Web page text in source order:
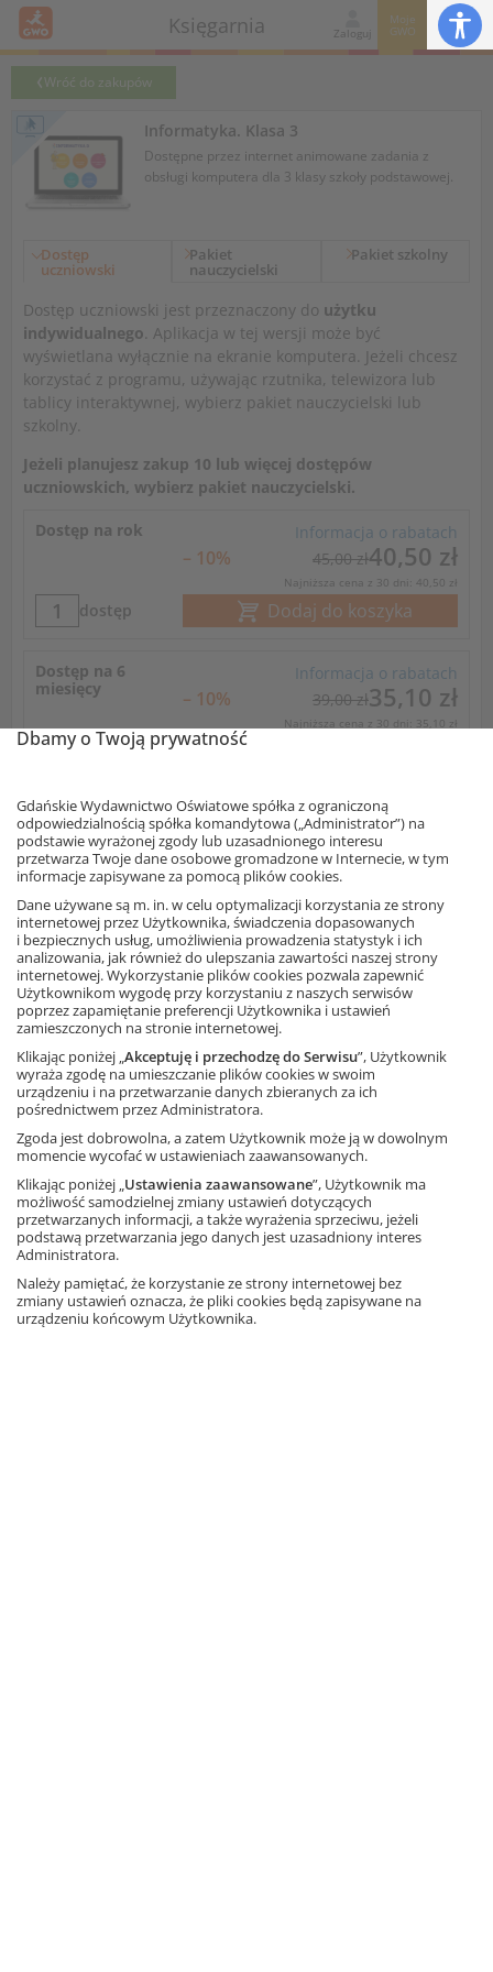
Księgarnia Zaloguj
Moje
GWO
Wróć do zakupów
Zobacz demo programu
Informatyka. Klasa 3
Dostępne przez internet animowane zadania z
obsługi komputera dla 3 klasy szkoły podstawowej.
Dostęp
uczniowski
Pakiet
nauczycielski
Pakiet szkolny
Dostęp uczniowski jest przeznaczony do użytku
indywidualnego. Aplikacja w tej wersji może być
wyświetlana wyłącznie na ekranie komputera. Jeżeli chcesz
korzystać z programu, używając rzutnika, telewizora lub
tablicy interaktywnej, wybierz pakiet nauczycielski lub
szkolny.
Jeżeli planujesz zakup 10 lub więcej dostępów
uczniowskich, wybierz pakiet nauczycielski.
Dostęp na rok
– 10%
Informacja o rabatach
45,00 zł40,50 zł
Najniższa cena z 30 dni: 40,50 zł
dostęp Dodaj do koszyka
Dostęp na 6
miesięcy
– 10%
Informacja o rabatach
39,00 zł35,10 zł
Najniższa cena z 30 dni: 35,10 zł
dostęp
Dostęp na 3
miesiące
– 10%
Informacja o rabatach
34,00 zł30,60 zł
Najniższa cena z 30 dni: 30,60 zł
dostęp
Dostęp na
miesiąc
– 10%
Informacja o rabatach
28,00 zł25,20 zł
Najniższa cena z 30 dni: 25,20 zł
dostęp Dodaj do koszyka
Dostęp na
tydzień
– 10%
Informacja o rabatach
Najniższa cena z 30 dni: 20,70 zł
dostęp Dodaj do koszyka
Ta strona używa plików cookies.
Akceptuję
Dbamy o Twoją prywatność
Gdańskie Wydawnictwo Oświatowe spółka z ograniczoną
odpowiedzialnością spółka komandytowa („Administrator”) na
podstawie wyrażonej zgody lub uzasadnionego interesu
przetwarza Twoje dane osobowe gromadzone w Internecie, w tym
informacje zapisywane za pomocą plików cookies.
Dane używane są m. in. w celu optymalizacji korzystania ze strony
internetowej przez Użytkownika, świadczenia dopasowanych
i bezpiecznych usług, umożliwienia prowadzenia statystyk i ich
analizowania, jak również do ulepszania zawartości naszej strony
internetowej. Wykorzystanie plików cookies pozwala zapewnić
Użytkownikom wygodę przy korzystaniu z naszych serwisów
poprzez zapamiętanie preferencji Użytkownika i ustawień
zamieszczonych na stronie internetowej.
Klikając poniżej „Akceptuję i przechodzę do Serwisu”, Użytkownik
wyraża zgodę na umieszczanie plików cookies w swoim
urządzeniu i na przetwarzanie danych zbieranych za ich
pośrednictwem przez Administratora.
Zgoda jest dobrowolna, a zatem Użytkownik może ją w dowolnym
momencie wycofać w ustawieniach zaawansowanych.
Klikając poniżej „Ustawienia zaawansowane”, Użytkownik ma
możliwość samodzielnej zmiany ustawień dotyczących
przetwarzanych informacji, a także wyrażenia sprzeciwu, jeżeli
podstawą przetwarzania jego danych jest uzasadniony interes
Administratora.
Należy pamiętać, że korzystanie ze strony internetowej bez
zmiany ustawień oznacza, że pliki cookies będą zapisywane na
urządzeniu końcowym Użytkownika.